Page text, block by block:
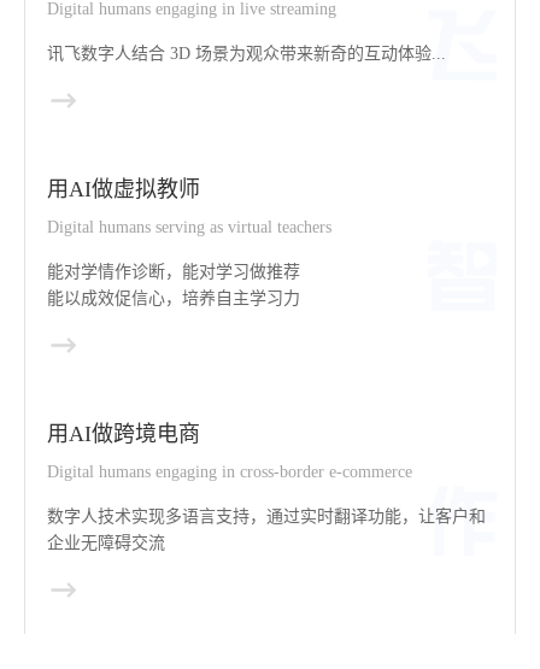
Digital humans engaging in live streaming
讯飞数字人结合 3D 场景为观众带来新奇的互动体验...
用AI做虚拟教师
Digital humans serving as virtual teachers
能对学情作诊断，能对学习做推荐
能以成效促信心，培养自主学习力
用AI做跨境电商
Digital humans engaging in cross-border e-commerce
数字人技术实现多语言支持，通过实时翻译功能，让客户和
企业无障碍交流